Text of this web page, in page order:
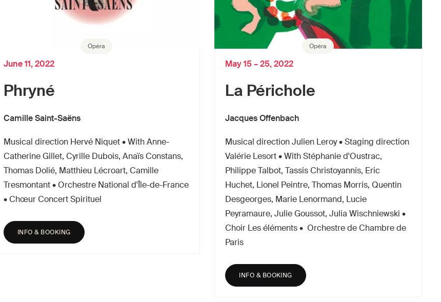
Opéra
Phryné
Camille Saint-Saëns
June 11, 2022
Musical direction Hervé Niquet • With Anne-
Catherine Gillet, Cyrille Dubois, Anaïs Constans,
Thomas Dolié, Matthieu Lécroart, Camille
Tresmontant • Orchestre National d'Île-de-France
• Chœur Concert Spirituel
INFO & BOOKING
Opéra
La Périchole
Jacques Offenbach
May 15 – 25, 2022
Musical direction Julien Leroy • Staging direction
Valérie Lesort • With Stéphanie d'Oustrac,
Philippe Talbot, Tassis Christoyannis, Eric
Huchet, Lionel Peintre, Thomas Morris, Quentin
Desgeorges, Marie Lenormand, Lucie
Peyramaure, Julie Goussot, Julia Wischniewski •
Choir Les éléments • Orchestre de Chambre de
Paris
INFO & BOOKING